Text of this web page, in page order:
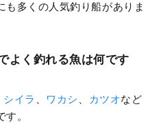
も多くの人気釣り船がありま
よく釣れる魚は何です
シイラ ワカシ カツオなど
。